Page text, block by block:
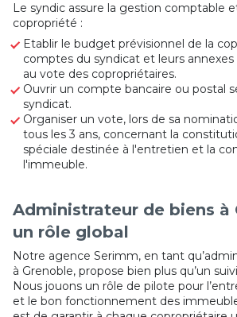
Le syndic assure la gestion comptable
copropriété :
Etablir le budget prévisionnel de la
comptes du syndicat et leurs
au vote des copropriétaires.
Ouvrir un compte bancaire ou postal
syndicat.
Organiser un vote, lors de sa
tous les 3 ans, concernant la
spéciale destinée à l'entretien et la
l'immeuble.
Administrateur de biens à
un rôle global
Notre agence Serimm, en tant
à Grenoble, propose bien plus qu’un
Nous jouons un rôle de pilote pour
et le bon fonctionnement des